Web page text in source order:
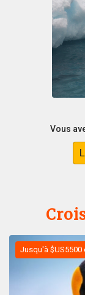
Vous
Jusqu'à $US5500